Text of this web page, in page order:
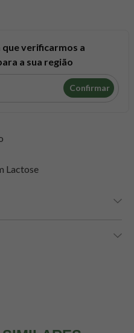
que verificarmos a
a sua região
Confirmar
Lactose